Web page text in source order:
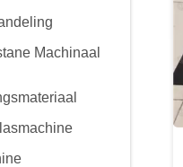
Machinaal